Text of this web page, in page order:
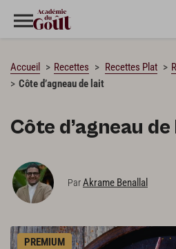
Accueil Recettes Recettes Plat
Côte d’agneau de lait
Côte d’agneau
ParAkrame Benallal
PREMIUM
CHARGEMENT…